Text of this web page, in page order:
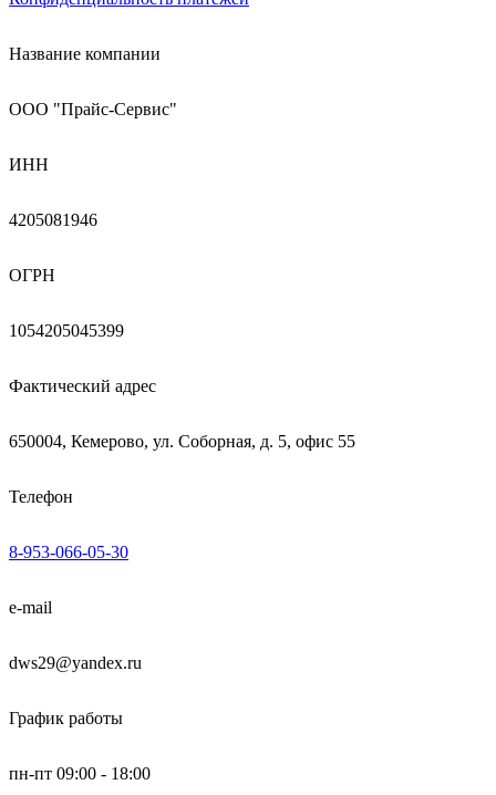
Название компании
ООО "Прайс-Сервис"
ИНН
4205081946
ОГРН
1054205045399
Фактический адрес
650004, Кемерово, ул. Соборная, д. 5, офис 55
Телефон
8-953-066-05-30
e-mail
dws29@yandex.ru
График работы
пн-пт 09:00 - 18:00